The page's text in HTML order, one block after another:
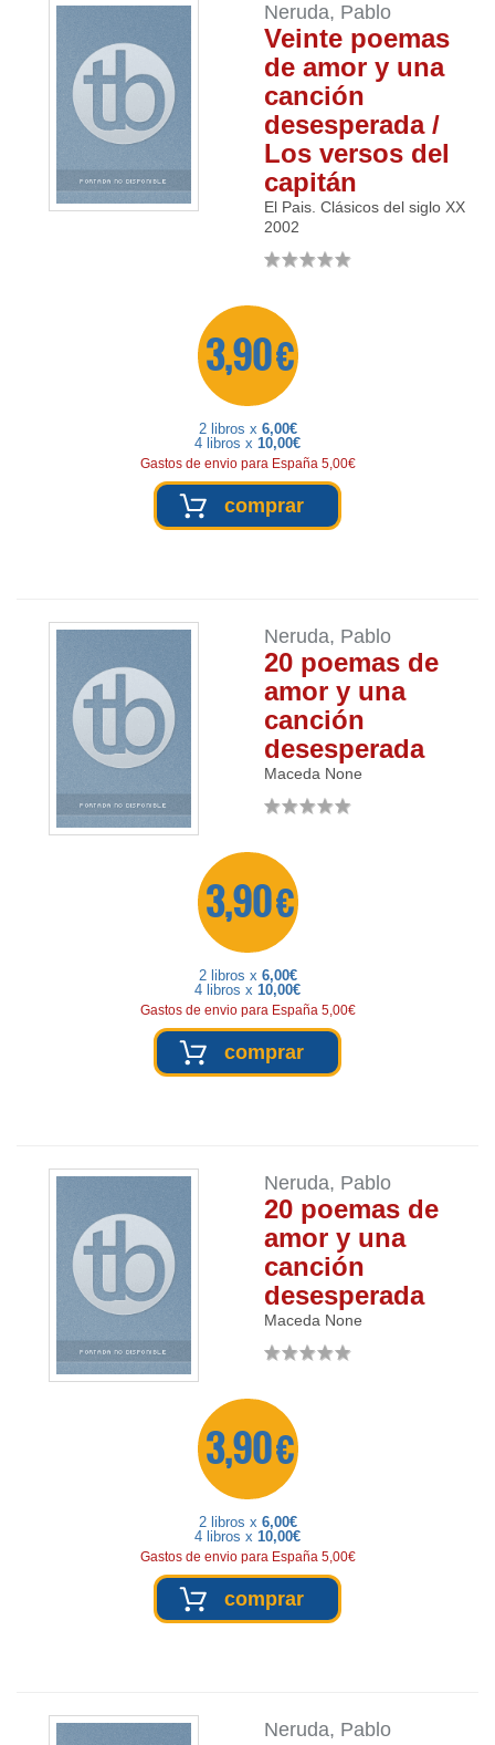
Neruda, Pablo
Veinte poemas
de amor y una
canción
desesperada /
Los versos del
capitán
El Pais. Clásicos del siglo XX
2002
3,90 €
2 libros x 6,00€
4 libros x 10,00€
Gastos de envio para España 5,00€
comprar
Neruda, Pablo
20 poemas de
amor y una
canción
desesperada
Maceda None
3,90 €
2 libros x 6,00€
4 libros x 10,00€
Gastos de envio para España 5,00€
comprar
Neruda, Pablo
20 poemas de
amor y una
canción
desesperada
Maceda None
3,90 €
2 libros x 6,00€
4 libros x 10,00€
Gastos de envio para España 5,00€
comprar
Neruda, Pablo